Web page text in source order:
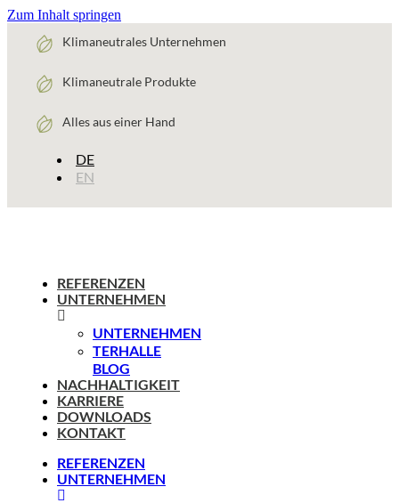
Zum Inhalt springen
Klimaneutrales Unternehmen
Klimaneutrale Produkte
Alles aus einer Hand
DE
EN
REFERENZEN
UNTERNEHMEN
UNTERNEHMEN
TERHALLE
BLOG
NACHHALTIGKEIT
KARRIERE
DOWNLOADS
KONTAKT
REFERENZEN
UNTERNEHMEN